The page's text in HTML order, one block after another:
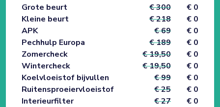
Grote beurt € 300
€ 0
Kleine beurt
€ 218
€ 0
APK
€ 69
€ 0
Pechhulp Europa
€ 189
€ 0
Zomercheck
€ 19,50
€ 0
Wintercheck
€ 19,50
€ 0
Koelvloeistof bijvullen
€ 99
€ 0
Ruitensproeiervloeistof
€ 25
€ 0
Interieurfilter
€ 27
€ 0